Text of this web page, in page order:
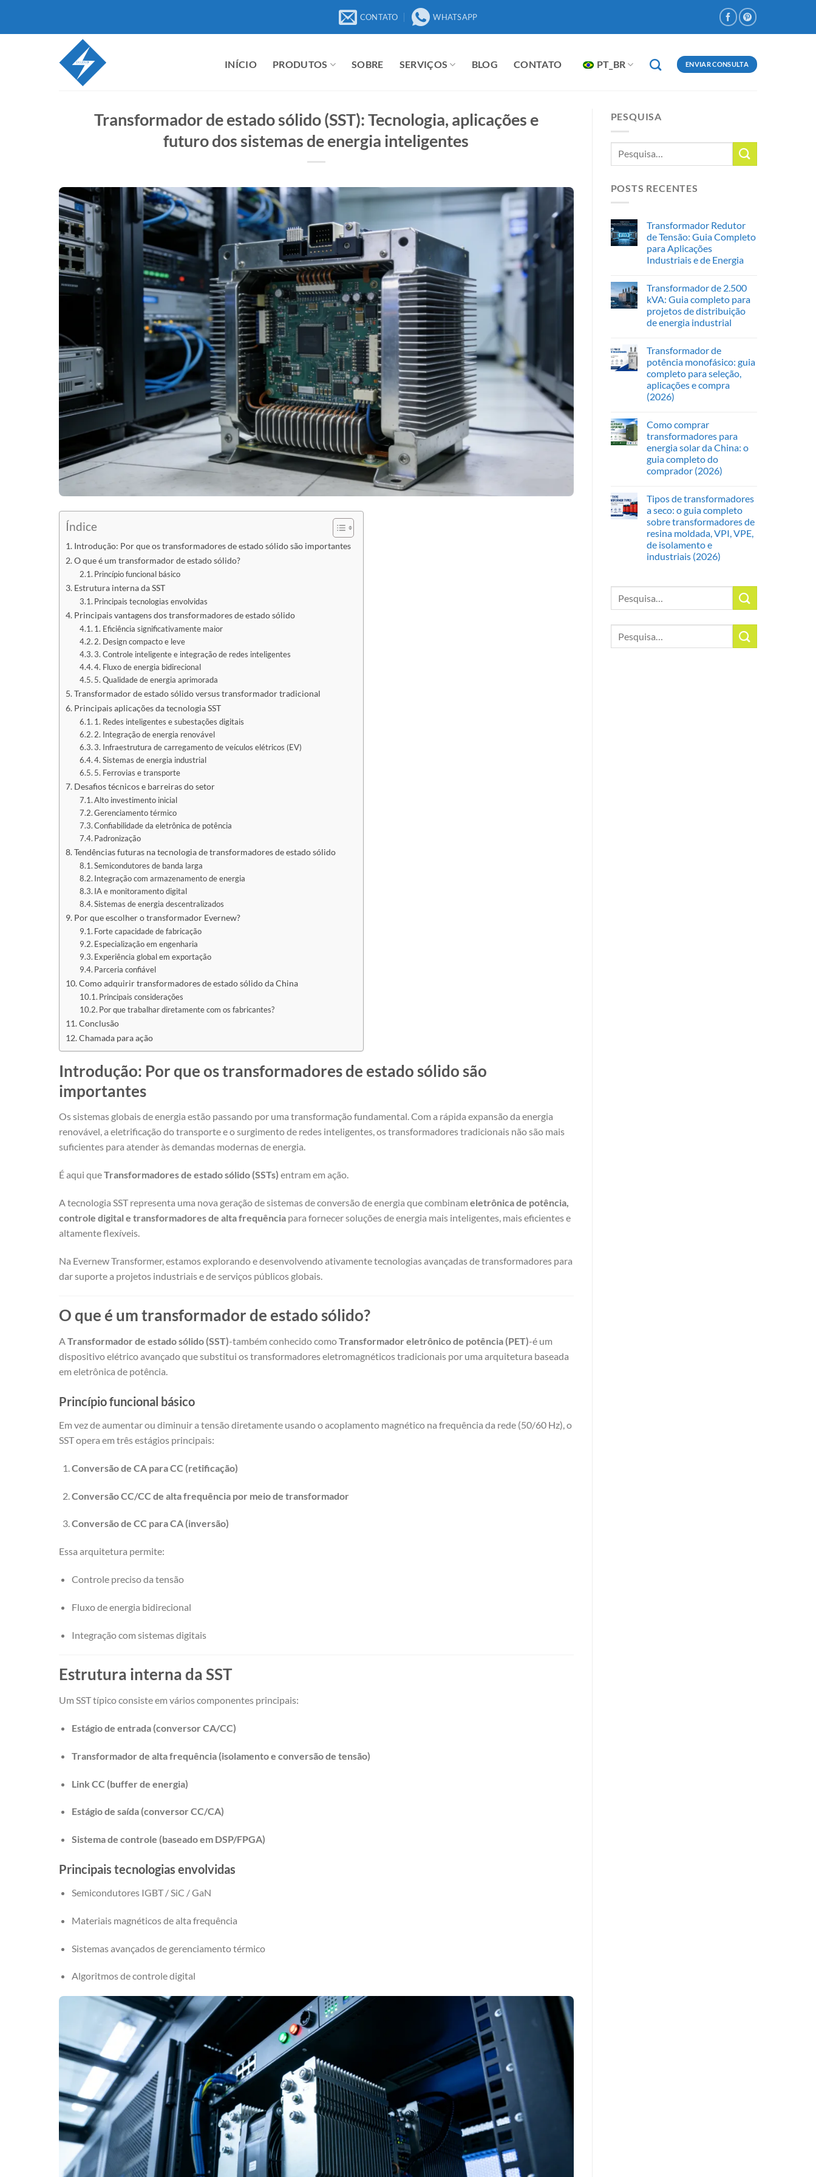
o
CONTATO WHATSAPP
INÍCIO PRODUTOS SOBRE SERVIÇOS BLOG CONTATO PT_BR ENVIAR CONSULTA
Transformador de estado sólido (SST): Tecnologia, aplicações e
futuro dos sistemas de energia inteligentes
Índice
Introdução: Por que os transformadores de estado sólido são importantes
O que é um transformador de estado sólido?
Princípio funcional básico
Estrutura interna da SST
Principais tecnologias envolvidas
Principais vantagens dos transformadores de estado sólido
1. Eficiência significativamente maior
2. Design compacto e leve
3. Controle inteligente e integração de redes inteligentes
4. Fluxo de energia bidirecional
5. Qualidade de energia aprimorada
Transformador de estado sólido versus transformador tradicional
Principais aplicações da tecnologia SST
1. Redes inteligentes e subestações digitais
2. Integração de energia renovável
3. Infraestrutura de carregamento de veículos elétricos (EV)
4. Sistemas de energia industrial
5. Ferrovias e transporte
Desafios técnicos e barreiras do setor
Alto investimento inicial
Gerenciamento térmico
Confiabilidade da eletrônica de potência
Padronização
Tendências futuras na tecnologia de transformadores de estado sólido
Semicondutores de banda larga
Integração com armazenamento de energia
IA e monitoramento digital
Sistemas de energia descentralizados
Por que escolher o transformador Evernew?
Forte capacidade de fabricação
Especialização em engenharia
Experiência global em exportação
Parceria confiável
Como adquirir transformadores de estado sólido da China
Principais considerações
Por que trabalhar diretamente com os fabricantes?
Conclusão
Chamada para ação
Introdução: Por que os transformadores de estado sólido são
importantes
Os sistemas globais de energia estão passando por uma transformação fundamental. Com a rápida expansão da energia
renovável, a eletrificação do transporte e o surgimento de redes inteligentes, os transformadores tradicionais não são mais
suficientes para atender às demandas modernas de energia.
É aqui queTransformadores de estado sólido (SSTs) entram em ação.
A tecnologia SST representa uma nova geração de sistemas de conversão de energia que combinam eletrônica de potência,
controle digital e transformadores de alta frequência para fornecer soluções de energia mais inteligentes, mais eficientes e
altamente flexíveis.
Na Evernew Transformer, estamos explorando e desenvolvendo ativamente tecnologias avançadas de transformadores para
dar suporte a projetos industriais e de serviços públicos globais.
O que é um transformador de estado sólido?
ATransformador de estado sólido (SST)-também conhecido comoTransformador eletrônico de potência (PET)-é um
dispositivo elétrico avançado que substitui os transformadores eletromagnéticos tradicionais por uma arquitetura baseada
em eletrônica de potência.
Princípio funcional básico
Em vez de aumentar ou diminuir a tensão diretamente usando o acoplamento magnético na frequência da rede (50/60 Hz), o
SST opera em três estágios principais:
Conversão de CA para CC (retificação)
Conversão CC/CC de alta frequência por meio de transformador
Conversão de CC para CA (inversão)
Essa arquitetura permite:
Controle preciso da tensão
Fluxo de energia bidirecional
Integração com sistemas digitais
Estrutura interna da SST
Um SST típico consiste em vários componentes principais:
Estágio de entrada (conversor CA/CC)
Transformador de alta frequência (isolamento e conversão de tensão)
Link CC (buffer de energia)
Estágio de saída (conversor CC/CA)
Sistema de controle (baseado em DSP/FPGA)
Principais tecnologias envolvidas
Semicondutores IGBT / SiC / GaN
Materiais magnéticos de alta frequência
Sistemas avançados de gerenciamento térmico
Algoritmos de controle digital
PESQUISA
POSTS RECENTES
Transformador Redutor
de Tensão: Guia Completo
para Aplicações
Industriais e de Energia
Transformador de 2.500
kVA: Guia completo para
projetos de distribuição
de energia industrial
Transformador de
potência monofásico: guia
completo para seleção,
aplicações e compra
(2026)
Como comprar
transformadores para
energia solar da China: o
guia completo do
comprador (2026)
Tipos de transformadores
a seco: o guia completo
sobre transformadores de
resina moldada, VPI, VPE,
de isolamento e
industriais (2026)